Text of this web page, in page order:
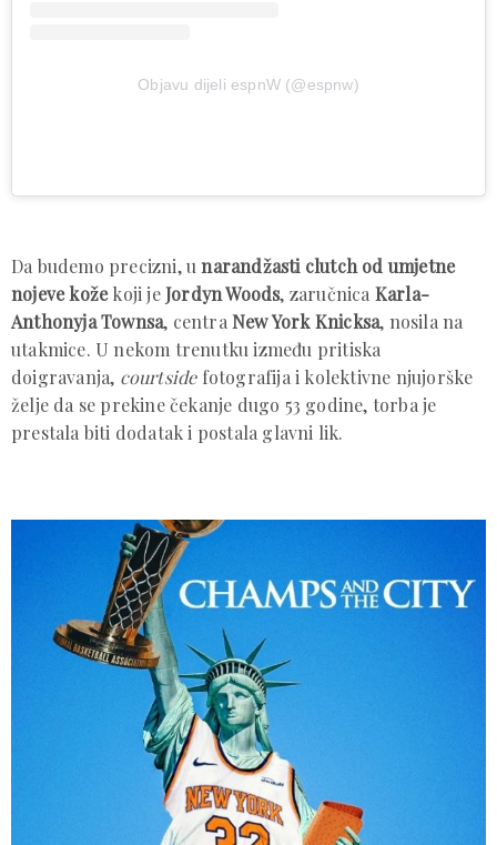
Objavu dijeli espnW (@espnw)
Da budemo precizni, unarandžasti clutch od umjetne
nojeve kožekoji jeJordyn Woods, zaručnica Karla-
Anthonyja Townsa, centraNew York Knicksa, nosila na
utakmice. U nekom trenutku između pritiska
doigravanja, courtsidefotografija i kolektivne njujorške
želje da se prekine čekanje dugo 53 godine, torba je
prestala biti dodatak i postala glavni lik.